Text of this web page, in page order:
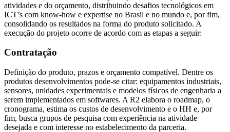
atividades e do orçamento, distribuindo desafios tecnológicos em
ICT’s com know-how e expertise no Brasil e no mundo e, por fim,
consolidando os resultados na forma do produto solicitado. A
execução do projeto ocorre de acordo com as etapas a seguir:
Contratação
Definição do produto, prazos e orçamento compatível. Dentre os
produtos desenvolvimentos pode-se citar: equipamentos industriais,
sensores, unidades experimentais e modelos físicos de engenharia a
serem implementados em softwares. A R2 elabora o roadmap, o
cronograma, estima os custos de desenvolvimento e o HH e, por
fim, busca grupos de pesquisa com experiência na atividade
desejada e com interesse no estabelecimento da parceria.